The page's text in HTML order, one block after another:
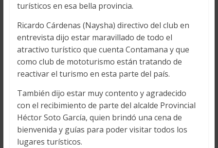
turísticos en esa bella provincia.
Ricardo Cárdenas (Naysha) directivo del club en
entrevista dijo estar maravillado de todo el
atractivo turístico que cuenta Contamana y que
como club de mototurismo están tratando de
reactivar el turismo en esta parte del país.
También dijo estar muy contento y agradecido
con el recibimiento de parte del alcalde Provincial
Héctor Soto García, quien brindó una cena de
bienvenida y guías para poder visitar todos los
lugares turísticos.